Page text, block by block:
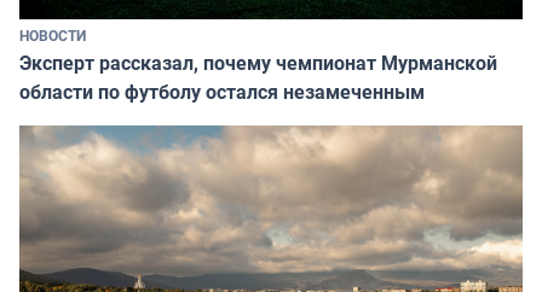
НОВОСТИ
Эксперт рассказал, почему чемпионат Мурманской
области по футболу остался незамеченным